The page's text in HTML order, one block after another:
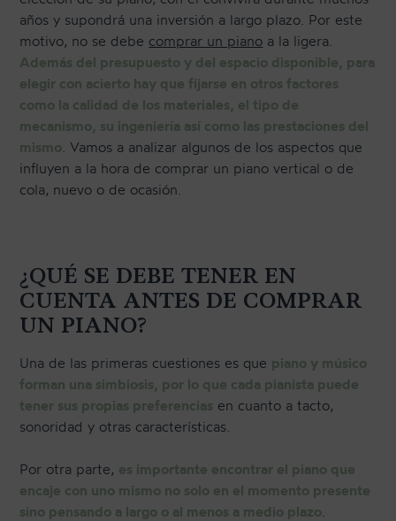
años y supondrá una inversión a largo plazo. Por este
motivo, no se debe comprar un piano a la ligera.
Además del presupuesto y del espacio disponible, para
elegir con acierto hay que fijarse en otros factores
como la calidad de los materiales, el tipo de
mecanismo, su ingeniería así como las prestaciones del
mismo . Vamos a analizar algunos de los aspectos que
influyen a la hora de comprar un piano vertical o de
cola, nuevo o de ocasión.
¿QUÉ SE DEBE TENER EN
CUENTA ANTES DE COMPRAR
UN PIANO?
Una de las primeras cuestiones es que piano y músico
forman una simbiosis, por lo que cada pianista puede
tener sus propias preferencias en cuanto a tacto,
sonoridad y otras características.
Por otra parte, es importante encontrar el piano que
encaje con uno mismo no solo en el momento presente
sino pensando a largo o al menos a medio plazo